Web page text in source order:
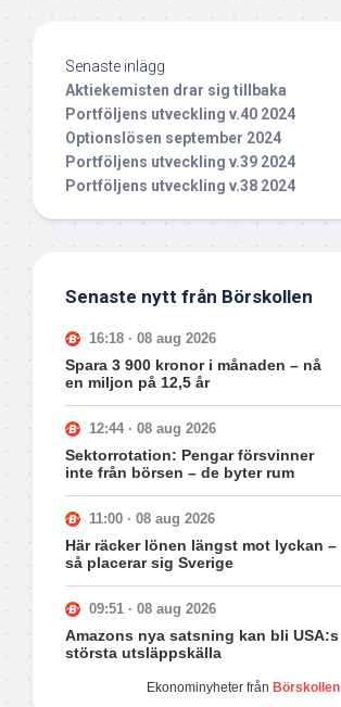
Senaste inlägg
Aktiekemisten drar sig tillbaka
Portföljens utveckling v.40 2024
Optionslösen september 2024
Portföljens utveckling v.39 2024
Portföljens utveckling v.38 2024
Senaste nytt från Börskollen
16:18 · 08 aug 2026
Spara 3 900 kronor i månaden – nå
en miljon på 12,5 år
12:44 · 08 aug 2026
Sektorrotation: Pengar försvinner
inte från börsen – de byter rum
11:00 · 08 aug 2026
Här räcker lönen längst mot lyckan –
så placerar sig Sverige
09:51 · 08 aug 2026
Amazons nya satsning kan bli USA:s
största utsläppskälla
Ekonominyheter från Börskollen